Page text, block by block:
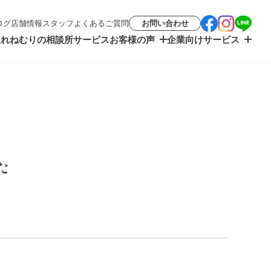
グ店舗情報 スタッフ よくあるご質問 お問い合わせ
ねむりの相談所サービスお客様の声 企業向けサービス